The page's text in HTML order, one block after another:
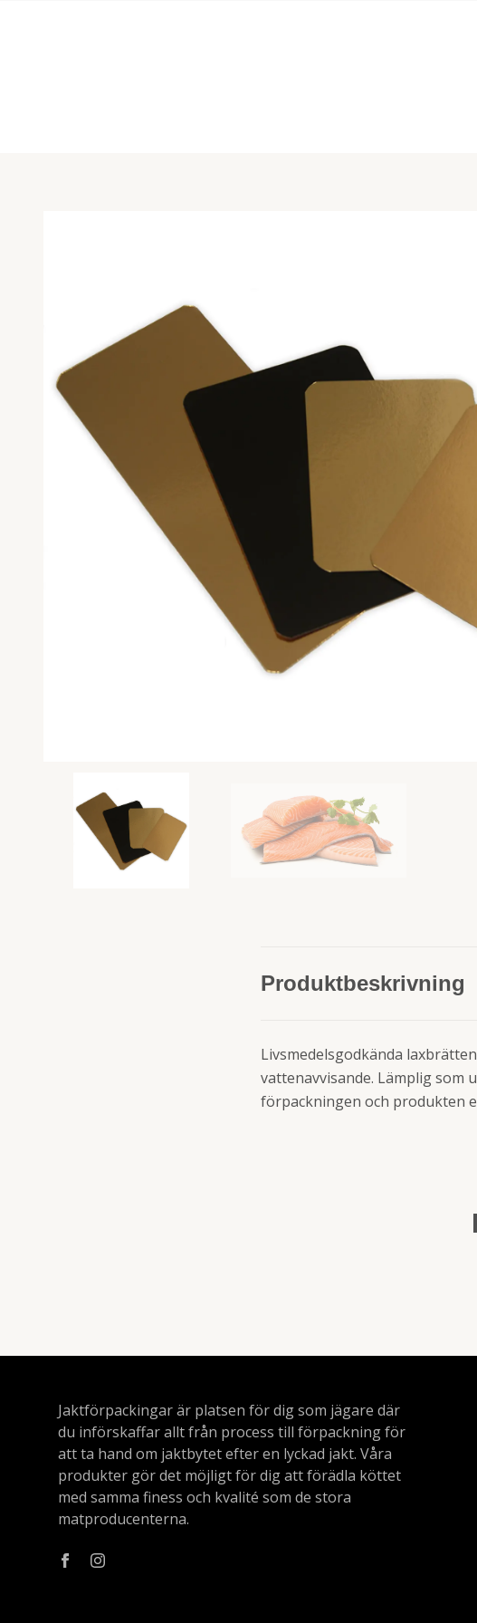
Produktbeskrivning
Livsmedelsgodkända
vattenavvisande. Lämplig som
förpackningen och produkten
Jaktförpackingar är platsen för dig som jägare där
du införskaffar allt från process till förpackning för
att ta hand om jaktbytet efter en lyckad jakt. Våra
produkter gör det möjligt för dig att förädla köttet
med samma finess och kvalité som de stora
matproducenterna.